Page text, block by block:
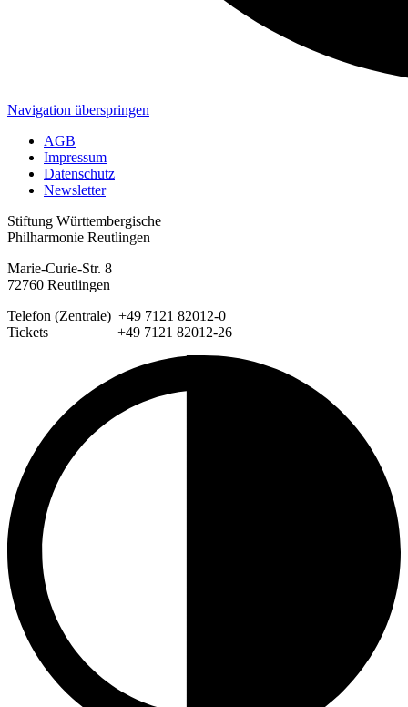
Navigation überspringen
AGB
Impressum
Datenschutz
Newsletter
Stiftung Württembergische
Philharmonie Reutlingen
Marie-Curie-Str. 8
72760 Reutlingen
Telefon (Zentrale) +49 7121 82012-0
Tickets +49 7121 82012-26